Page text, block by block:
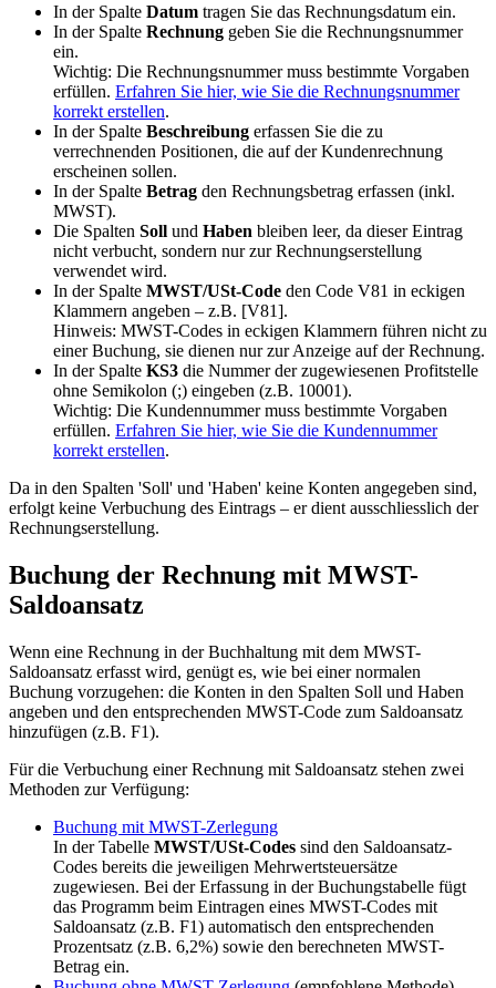
In der Spalte Datum tragen Sie das Rechnungsdatum ein.
In der Spalte Rechnung geben Sie die Rechnungsnummer
ein.
Wichtig: Die Rechnungsnummer muss bestimmte Vorgaben
erfüllen. Erfahren Sie hier, wie Sie die Rechnungsnummer
korrekt erstellen.
In der Spalte Beschreibung erfassen Sie die zu
verrechnenden Positionen, die auf der Kundenrechnung
erscheinen sollen.
In der Spalte Betrag den Rechnungsbetrag erfassen (inkl.
MWST).
Die Spalten Soll und Haben bleiben leer, da dieser Eintrag
nicht verbucht, sondern nur zur Rechnungserstellung
verwendet wird.
In der Spalte MWST/USt-Code den Code V81 in eckigen
Klammern angeben – z.B. [V81].
Hinweis: MWST-Codes in eckigen Klammern führen nicht zu
einer Buchung, sie dienen nur zur Anzeige auf der Rechnung.
In der Spalte KS3 die Nummer der zugewiesenen Profitstelle
ohne Semikolon (;) eingeben (z.B. 10001).
Wichtig: Die Kundennummer muss bestimmte Vorgaben
erfüllen. Erfahren Sie hier, wie Sie die Kundennummer
korrekt erstellen.
Da in den Spalten 'Soll' und 'Haben' keine Konten angegeben sind,
erfolgt keine Verbuchung des Eintrags – er dient ausschliesslich der
Rechnungserstellung.
Buchung der Rechnung mit MWST-
Saldoansatz
Wenn eine Rechnung in der Buchhaltung mit dem MWST-
Saldoansatz erfasst wird, genügt es, wie bei einer normalen
Buchung vorzugehen: die Konten in den Spalten Soll und Haben
angeben und den entsprechenden MWST-Code zum Saldoansatz
hinzufügen (z.B. F1).
Für die Verbuchung einer Rechnung mit Saldoansatz stehen zwei
Methoden zur Verfügung:
Buchung mit MWST-Zerlegung
In der Tabelle MWST/USt-Codes sind den Saldoansatz-
Codes bereits die jeweiligen Mehrwertsteuersätze
zugewiesen. Bei der Erfassung in der Buchungstabelle fügt
das Programm beim Eintragen eines MWST-Codes mit
Saldoansatz (z.B. F1) automatisch den entsprechenden
Prozentsatz (z.B. 6,2%) sowie den berechneten MWST-
Betrag ein.